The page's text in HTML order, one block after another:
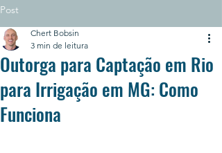
Post
Outorga para Captação em Rio
para Irrigação em MG: Como
Funciona
Chert Bobsin
3 min de leitura